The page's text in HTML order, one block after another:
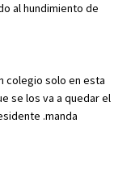
al hundimiento de
colegio solo en esta
se los va a quedar el
.manda